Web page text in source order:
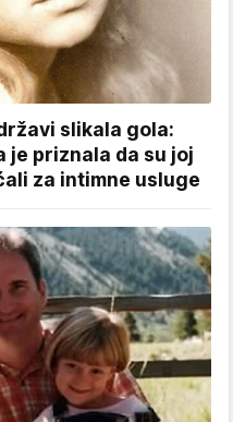
slikala gola:
je priznala da su joj
za intimne usluge